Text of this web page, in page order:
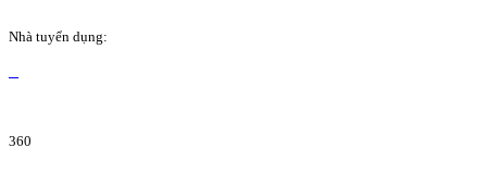
Nhà tuyển dụng:
360